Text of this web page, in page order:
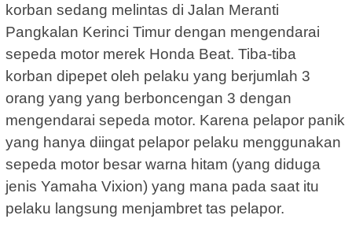
korban sedang melintas di Jalan Meranti
Pangkalan Kerinci Timur dengan mengendarai
sepeda motor merek Honda Beat. Tiba-tiba
korban dipepet oleh pelaku yang berjumlah 3
orang yang yang berboncengan 3 dengan
mengendarai sepeda motor. Karena pelapor panik
yang hanya diingat pelapor pelaku menggunakan
sepeda motor besar warna hitam (yang diduga
jenis Yamaha Vixion) yang mana pada saat itu
pelaku langsung menjambret tas pelapor.